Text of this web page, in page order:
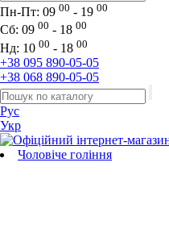
Пн-Пт: 09 00 - 19 00
Сб: 09 00 - 18 00
Нд: 10 00 - 18 00
+38 095 890-05-05
+38 068 890-05-05
Рус
Укр
Чоловіче гоління